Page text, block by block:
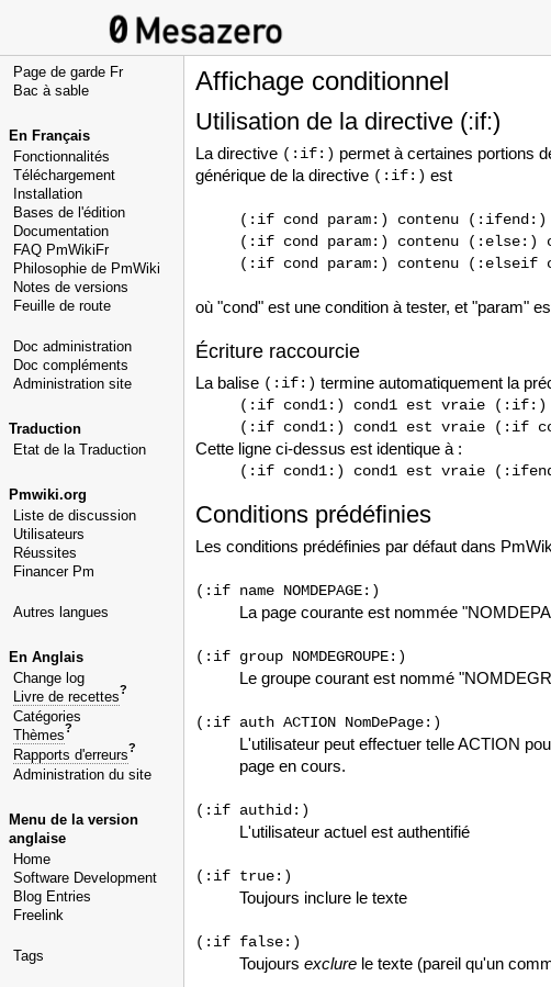
Page de garde Fr
Bac à sable
En Français
Fonctionnalités
Téléchargement
Installation
Bases de l'édition
Documentation
FAQ PmWikiFr
Philosophie de PmWiki
Notes de versions
Feuille de route
Doc administration
Doc compléments
Administration site
Traduction
Etat de la Traduction
Pmwiki.org
Liste de discussion
Utilisateurs
Réussites
Financer Pm
Autres langues
En Anglais
Change log
Livre de recettes?
Catégories
Thèmes?
Rapports d'erreurs?
Administration du site
Menu de la version
anglaise
Home
Software Development
Blog Entries
Freelink
Tags
Affichage conditionnel
Utilisation de la directive (:if:)
La directive (:if:) permet à certaines portions
générique de la directive (:if:) est
(:if cond param:) contenu (:ifend:)
(:if cond param:) contenu (:else:)
(:if cond param:) contenu (:elseif
où "cond" est une condition à tester, et "param"
Écriture raccourcie
La balise (:if:) termine automatiquement la
(:if cond1:) cond1 est vraie (:if:)
(:if cond1:) cond1 est vraie (:if
Cette ligne ci-dessus est identique à :
(:if cond1:) cond1 est vraie
Conditions prédéfinies
Les conditions prédéfinies par défaut dans
(:if name NOMDEPAGE:)
La page courante est nommée
(:if group NOMDEGROUPE:)
Le groupe courant est nommé
(:if auth ACTION NomDePage:)
L'utilisateur peut effectuer telle ACTION
page en cours.
(:if authid:)
L'utilisateur actuel est authentifié
(:if true:)
Toujours inclure le texte
(:if false:)
Toujours exclure le texte (pareil qu'un